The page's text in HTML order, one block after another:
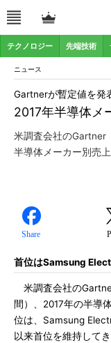
テクノロジー 先端技術
ニュース
2017年半導体メ
Gartnerが暫定値を発
米調査会社のGartner
半導体メーカー別売
Share
首位はSamsung
米調査会社の
間）、2017年の半導
位は、Samsung
以来首位を維持して